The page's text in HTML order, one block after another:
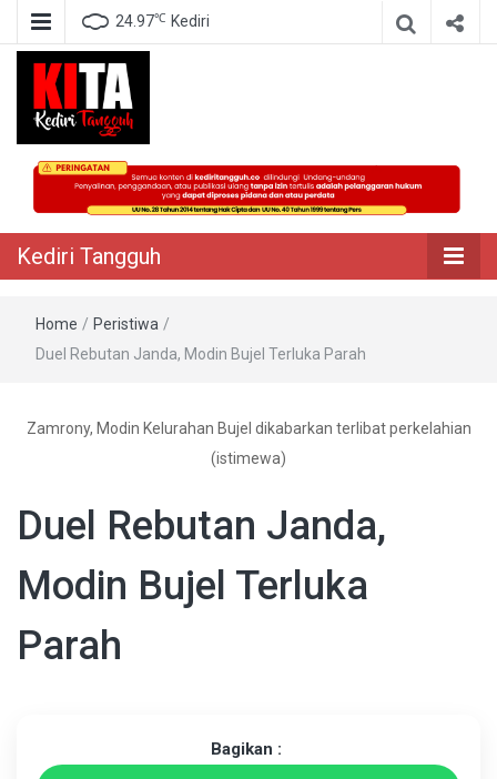
24.97℃ Kediri
Kediri Tangguh
Berita Akurat Terpercaya
Kediri Tangguh
Home / Peristiwa /
Duel Rebutan Janda, Modin Bujel Terluka Parah
Zamrony, Modin Kelurahan Bujel dikabarkan terlibat perkelahian
(istimewa)
Duel Rebutan Janda,
Modin Bujel Terluka
Parah
Bagikan :